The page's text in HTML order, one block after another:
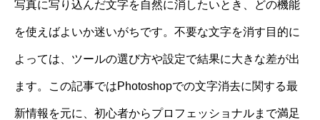
写真に写り込んだ文字を自然に消したいとき、どの機能
を使えばよいか迷いがちです。不要な文字を消す目的に
よっては、ツールの選び方や設定で結果に大きな差が出
ます。この記事ではPhotoshopでの文字消去に関する最
新情報を元に、初心者からプロフェッショナルまで満足